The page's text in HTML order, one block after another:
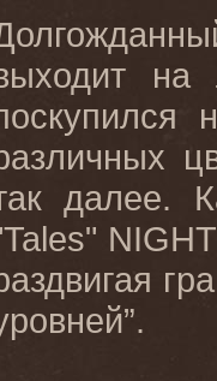
далее.
Tales" NIGHT